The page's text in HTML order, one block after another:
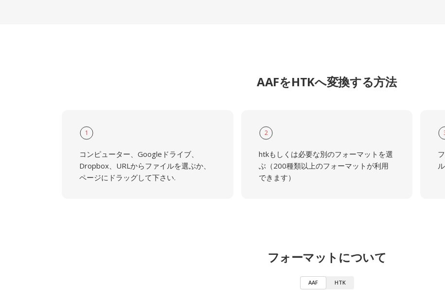
AAFをHTKへ変換する方法
1
コンピューター、Googleドライブ、
Dropbox、URLからファイルを選ぶか、
ページにドラッグして下さい.
2
htkもしくは必要な別のフォーマットを選
ぶ（200種類以上のフォーマットが利用
できます）
フォーマットについて
AAF HTK